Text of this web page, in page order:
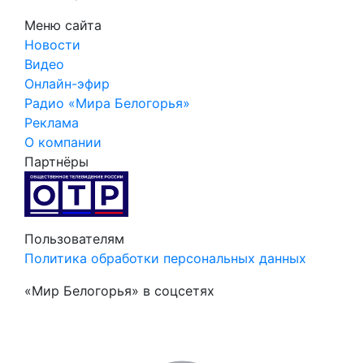
Меню сайта
Новости
Видео
Онлайн-эфир
Радио «Мира Белогорья»
Реклама
О компании
Партнёры
Пользователям
Политика обработки персональных данных
«Мир Белогорья» в соцсетях